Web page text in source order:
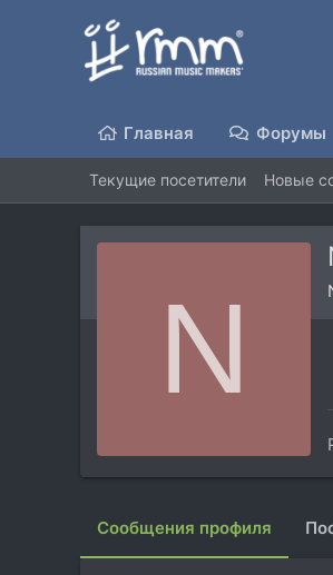
Главная Форумы
Текущие посетители Новые
N
Сообщения профиля